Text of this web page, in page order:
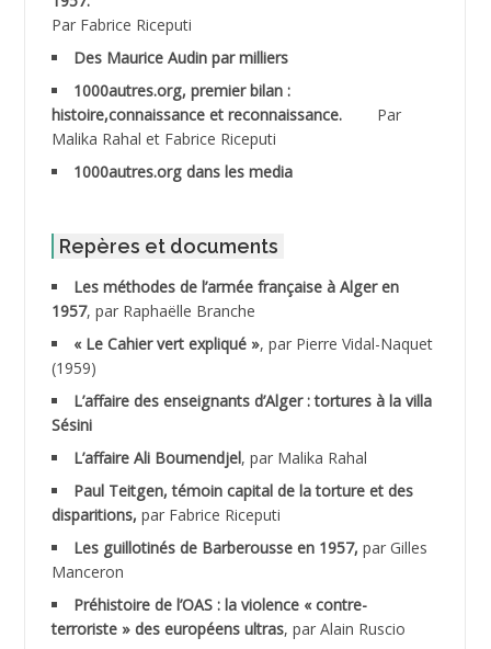
ABDESSELAMI Kouider
ABDESSLEM Ahmed dit le Coiffeur
ABDOUDOU
ABID Mohamed
ABNOUN Salah
ACHACHE M.*
ACHLAF Ali
ADALMI
ADANE Ramdane *
ADDAD
Par Fabrice Riceputi
Des Maurice Audin par milliers
1000autres.org, premier bilan :
histoire,connaissance et reconnaissance.
Par
Malika Rahal et Fabrice Riceputi
1000autres.org dans les media
Repères et documents
Les méthodes de l’armée française à Alger en
1957, par Raphaëlle Branche
« Le Cahier vert expliqué », par Pierre Vidal-Naquet
(1959)
L’affaire des enseignants d’Alger : tortures à la villa
Sésini
L’affaire Ali Boumendjel, par Malika Rahal
Paul Teitgen, témoin capital de la torture et des
disparitions, par Fabrice Riceputi
Les guillotinés de Barberousse en 1957, par Gilles
Manceron
Préhistoire de l’OAS : la violence « contre-
terroriste » des européens ultras, par Alain Ruscio